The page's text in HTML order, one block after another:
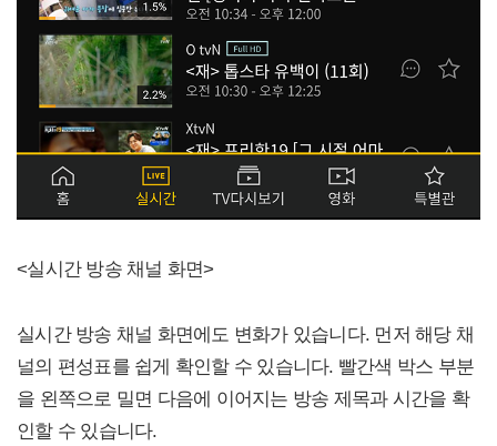
<실시간 방송 채널 화면>
실시간 방송 채널 화면에도 변화가 있습니다. 먼저 해당 채
널의 편성표를 쉽게 확인할 수 있습니다. 빨간색 박스 부분
을 왼쪽으로 밀면 다음에 이어지는 방송 제목과 시간을 확
인할 수 있습니다.